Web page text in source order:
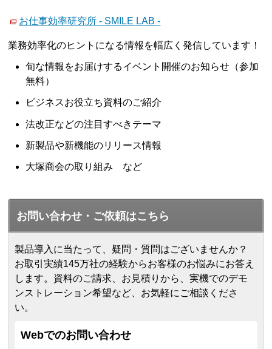
お仕事効率研究所 - SMILE LAB -
業務効率化のヒントになる情報を幅広く発信しています！
旬な情報をお届けするイベント開催のお知らせ（参加
無料）
ビジネスお役立ち資料のご紹介
法改正などの注目すべきテーマ
新製品や新機能のリリース情報
大塚商会の取り組み など
お問い合わせ・ご依頼はこちら
製品導入に当たって、疑問・質問はございませんか？
お取引実績145万社の経験からお客様のお悩みにお答え
します。 資料のご請求、お見積りから、実機でのデモ
ンストレーション希望など、お気軽にご相談くださ
い。
Webでのお問い合わせ